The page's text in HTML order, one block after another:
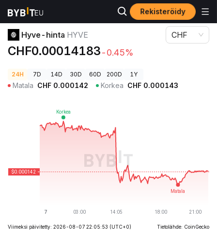
Rekisteröidy
Kryptohinnat
Hyve-hinta HYVE
CHF0.00014183-0.45%
CHF
24H 7D 14D 30D 60D 200D 1Y
Matala CHF 0.000142 Korkea CHF 0.000143
Viimeksi päivitetty: 2026-08-07 22:05:53 (UTC+0)
Tietolähde: CoinGecko